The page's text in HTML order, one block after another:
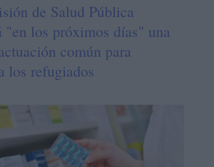
de Salud Pública
"en los próximos días" una
común para
los refugiados